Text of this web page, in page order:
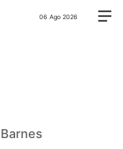
06 Ago 2026